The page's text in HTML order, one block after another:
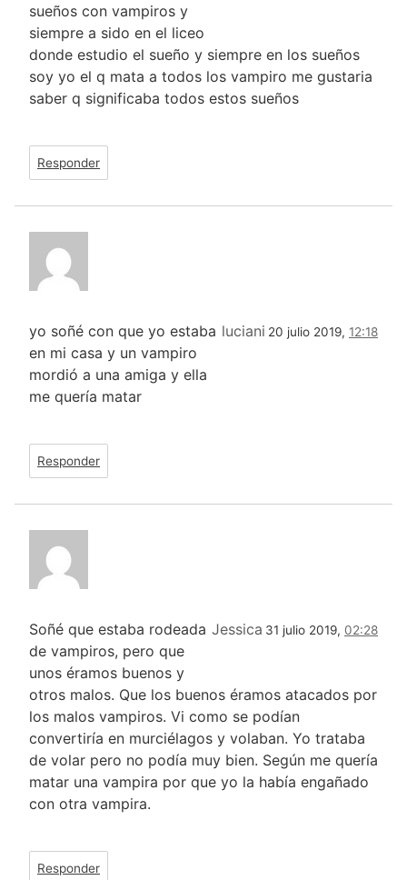
sueños con vampiros y
siempre a sido en el liceo
donde estudio el sueño y siempre en los sueños
soy yo el q mata a todos los vampiro me gustaria
saber q significaba todos estos sueños
Responder
luciani 20 julio 2019, 12:18
yo soñé con que yo estaba
en mi casa y un vampiro
mordió a una amiga y ella
me quería matar
Responder
Jessica 31 julio 2019, 02:28
Soñé que estaba rodeada
de vampiros, pero que
unos éramos buenos y
otros malos. Que los buenos éramos atacados por
los malos vampiros. Vi como se podían
convertiría en murciélagos y volaban. Yo trataba
de volar pero no podía muy bien. Según me quería
matar una vampira por que yo la había engañado
con otra vampira.
Responder